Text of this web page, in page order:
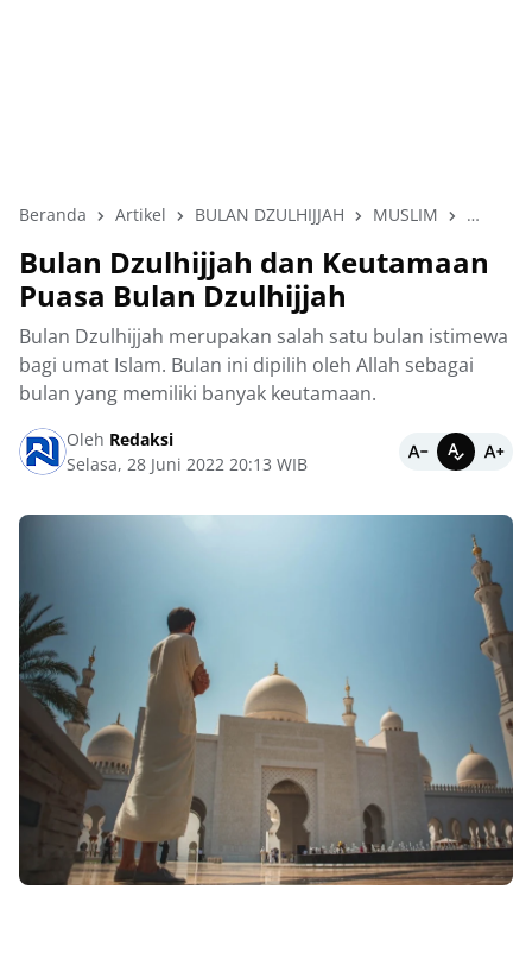
Beranda Artikel BULAN DZULHIJJAH MUSLIM PUASA
Bulan Dzulhijjah dan Keutamaan
Puasa Bulan Dzulhijjah
Bulan Dzulhijjah merupakan salah satu bulan istimewa
bagi umat Islam. Bulan ini dipilih oleh Allah sebagai
bulan yang memiliki banyak keutamaan.
Oleh Redaksi
Selasa, 28 Juni 2022 20:13 WIB